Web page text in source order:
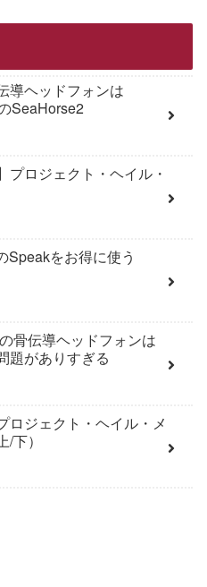
導ヘッドフォンは
SeaHorse2
プロジェクト・ヘイル・
Speakをお得に使う
骨伝導ヘッドフォンは
題がありすぎる
ロジェクト・ヘイル・メ
下）